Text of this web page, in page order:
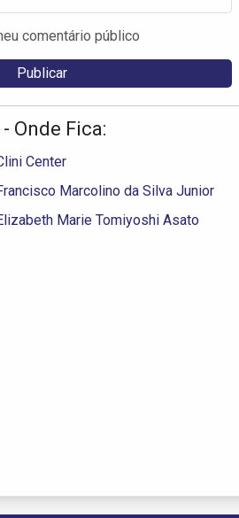
comentário público
Onde Fica:
Center
Marcolino da Silva Junior
Marie Tomiyoshi Asato